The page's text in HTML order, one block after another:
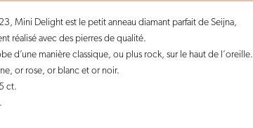
Mini Delight est le petit anneau diamant parfait de Seijna,
réalisé avec des pierres de qualité.
d’une manière classique, ou plus rock, sur le haut de l’oreille.
or rose, or blanc et or noir.
ct.